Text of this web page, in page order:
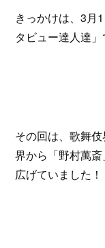
きっかけは、3月
タビュー達人達」
その回は、歌舞
界から「野村萬
広げていました！